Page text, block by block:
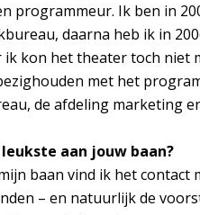
programmeur. Ik ben in
daarna heb ik in
kon het theater toch niet
met het
de afdeling marketing
aan jouw baan?
baan vind ik het contact
– en natuurlijk de